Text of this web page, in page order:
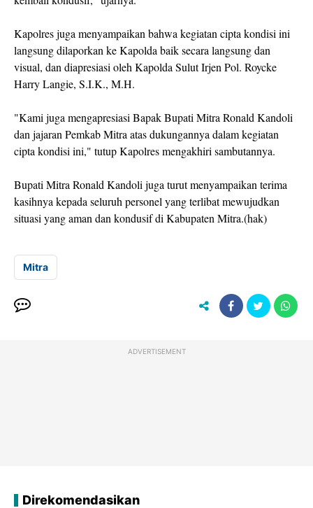
Kapolres juga menyampaikan bahwa kegiatan cipta kondisi ini
langsung dilaporkan ke Kapolda baik secara langsung dan
visual, dan diapresiasi oleh Kapolda Sulut Irjen Pol. Roycke
Harry Langie, S.I.K., M.H.
"Kami juga mengapresiasi Bapak Bupati Mitra Ronald Kandoli
dan jajaran Pemkab Mitra atas dukungannya dalam kegiatan
cipta kondisi ini," tutup Kapolres mengakhiri sambutannya.
Bupati Mitra Ronald Kandoli juga turut menyampaikan terima
kasihnya kepada seluruh personel yang terlibat mewujudkan
situasi yang aman dan kondusif di Kabupaten Mitra.(hak)
Mitra
ADVERTISEMENT
Direkomendasikan